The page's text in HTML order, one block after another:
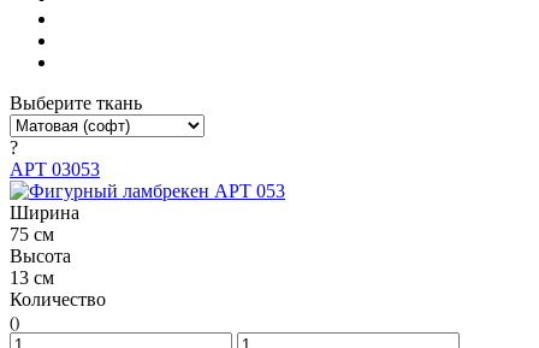
Выберите ткань
?
АРТ 03053
Ширина
75 см
Высота
13 см
Количество
()